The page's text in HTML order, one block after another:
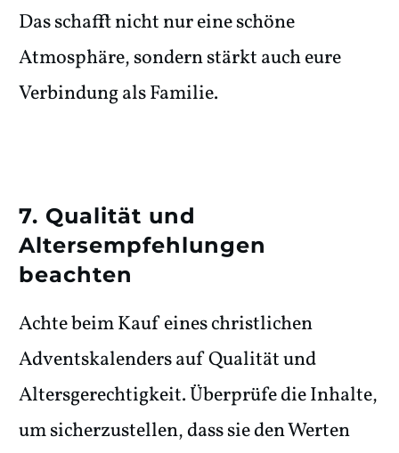
Das schafft nicht nur eine schöne
Atmosphäre, sondern stärkt auch eure
Verbindung als Familie.
7. Qualität und
Altersempfehlungen
beachten
Achte beim Kauf eines christlichen
Adventskalenders auf Qualität und
Altersgerechtigkeit. Überprüfe die Inhalte,
um sicherzustellen, dass sie den Werten